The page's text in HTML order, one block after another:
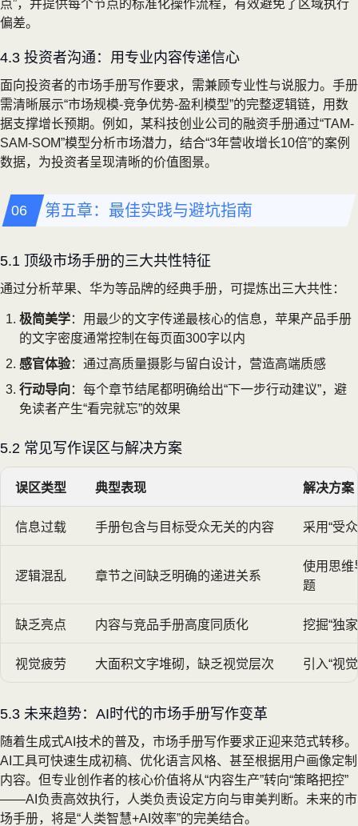
点”，并提供每个节点的标准化操作流程，有效避免了区域执行
偏差。
4.3 投资者沟通：用专业内容传递信心
面向投资者的市场手册写作要求，需兼顾专业性与说服力。手册
需清晰展示“市场规模-竞争优势-盈利模型”的完整逻辑链，用数
据支撑增长预期。例如，某科技创业公司的融资手册通过“TAM-
SAM-SOM”模型分析市场潜力，结合“3年营收增长10倍”的案例
数据，为投资者呈现清晰的价值图景。
第五章：最佳实践与避坑指南
5.1 顶级市场手册的三大共性特征
通过分析苹果、华为等品牌的经典手册，可提炼出三大共性：
极简美学：用最少的文字传递最核心的信息，苹果产品手册
的文字密度通常控制在每页面300字以内
感官体验：通过高质量摄影与留白设计，营造高端质感
行动导向 ：每个章节结尾都明确给出“下一步行动建议”，避
免读者产生“看完就忘”的效果
5.2 常见写作误区与解决方案
误区类型 典型表现 解决方案
信息过载 手册包含与目标受众无关的内容 采用“受
逻辑混乱 章节之间缺乏明确的递进关系
使用思维
题
缺乏亮点 内容与竞品手册高度同质化 挖掘“独
视觉疲劳 大面积文字堆砌，缺乏视觉层次 引入“视
5.3 未来趋势：AI时代的市场手册写作变革
随着生成式AI技术的普及，市场手册写作要求正迎来范式转移。
AI工具可快速生成初稿、优化语言风格、甚至根据用户画像定制
内容。但专业创作者的核心价值将从“内容生产”转向“策略把控”
——AI负责高效执行，人类负责设定方向与审美判断。未来的市
场手册，将是“人类智慧+AI效率”的完美结合。